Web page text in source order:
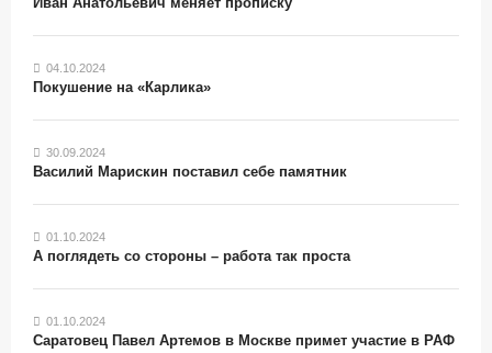
04.10.2024
Покушение на «Карлика»
30.09.2024
Василий Марискин поставил себе памятник
01.10.2024
А поглядеть со стороны – работа так проста
01.10.2024
Саратовец Павел Артемов в Москве примет участие в РАФ